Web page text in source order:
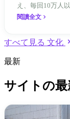
え、毎回10万人
『返校』『還願
閱讀全文
すべて見る 文化
最新
サイトの最